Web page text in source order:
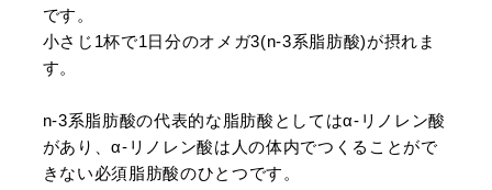
です。
小さじ1杯で1日分のオメガ3(n-3系脂肪酸)が摂れま
す。
n-3系脂肪酸の代表的な脂肪酸としてはα-リノレン酸
があり、α-リノレン酸は人の体内でつくることがで
きない必須脂肪酸のひとつです。